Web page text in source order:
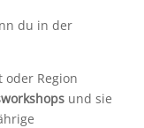
du in der
oder Region
und sie